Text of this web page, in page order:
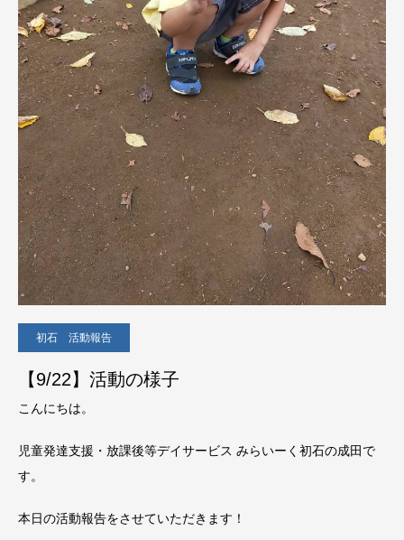
初石 活動報告
【9/22】活動の様子
こんにちは。
児童発達支援・放課後等デイサービス みらいーく初石の成田で
す。
本日の活動報告をさせていただきます！